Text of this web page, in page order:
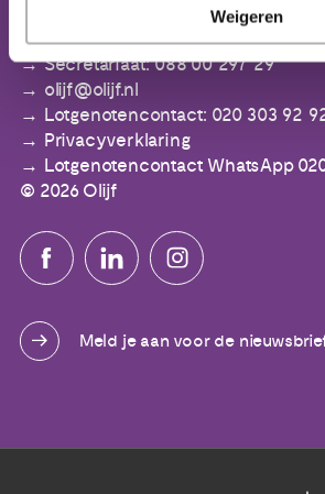
Weigeren
IBAN: NL64 ABNA 0553 3394 00
Secretariaat: 088 00 297 29
olijf@olijf.nl
Lotgenotencontact: 020 303 92
Privacyverklaring
Lotgenotencontact WhatsApp
© 2026 Olijf
Meld je aan voor de